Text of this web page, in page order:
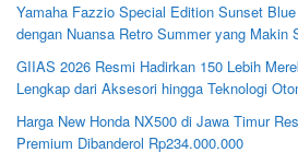
Yamaha Fazzio Special Edition Sunset
dengan Nuansa Retro Summer yang Makin
GIIAS 2026 Resmi Hadirkan 150 Lebih
Lengkap dari Aksesori hingga Teknologi
Harga New Honda NX500 di Jawa Timur
Premium Dibanderol Rp234.000.000